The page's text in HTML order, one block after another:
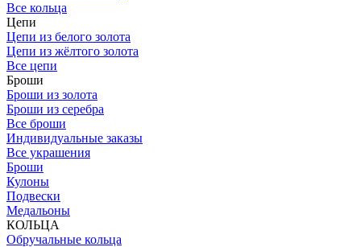
Все кольца
Цепи
Цепи из белого золота
Цепи из жёлтого золота
Все цепи
Броши
Броши из золота
Броши из серебра
Все броши
Индивидуальные заказы
Все украшения
Броши
Кулоны
Подвески
Медальоны
КОЛЬЦА
Обручальные кольца